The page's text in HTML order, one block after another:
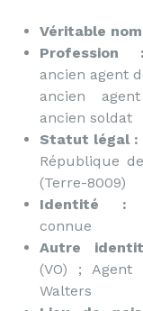
Véritable
Profession :
ancien agent
ancien
ancien soldat
Statut légal :
République
(Terre-8009)
Identité :
connue
Autre
(VO) ; Agent
Walters